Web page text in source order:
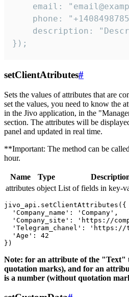
email:
phone:
description:
});
setClientAtributes#
Sets the values ​​of attributes that are
set the values, you need to know the
in the Jivo application, in the
section. The attributes will be
panel and updated in real time.
**Important: The method can be
hour.
Name Type
attributes object List of fields in key-
jivo_api.setClientAttributes({
  'Company_name': 'Company',
'Company_site': 'https://
'Telegram_chanel': 'https://
  'Age': 42
Note: for an attribute of the "Text"
quotation marks), and for an
is a number (without quotation